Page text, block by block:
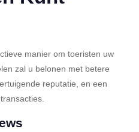
manier om toeristen uw
zal u belonen met betere
reputatie, en een